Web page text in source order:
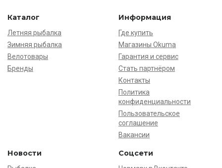
Каталог
Летняя рыбалка
Зимняя рыбалка
Велотовары
Бренды
Информация
Где купить
Магазины Okuma
Гарантия и сервис
Стать партнёром
Контакты
Политика
конфиденциальности
Пользовательское
соглашение
Вакансии
Новости Соцсети